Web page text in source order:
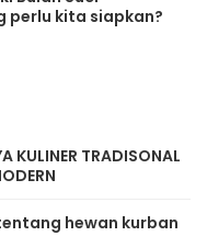
perlu kita siapkan?
KULINER TRADISONAL
hewan kurban